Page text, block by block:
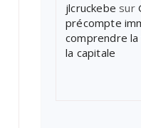
jlcruckebe sur
précompte
comprendre
la capitale